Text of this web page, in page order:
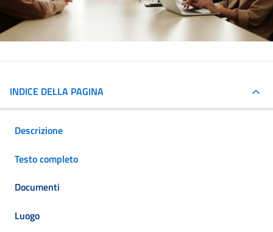
INDICE DELLA PAGINA
Descrizione
Testo completo
Documenti
Luogo